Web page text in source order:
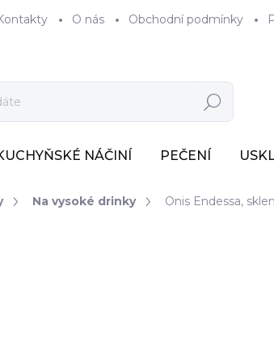
O nás Obchodní podmínky
Hledat
NÁČINÍ PEČENÍ
Na vysoké drinky Onis Endessa,